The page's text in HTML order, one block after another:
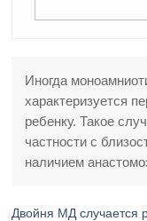
Иногда
характеризуется
ребенку. Такое
частности с
наличием
Двойня МД случается